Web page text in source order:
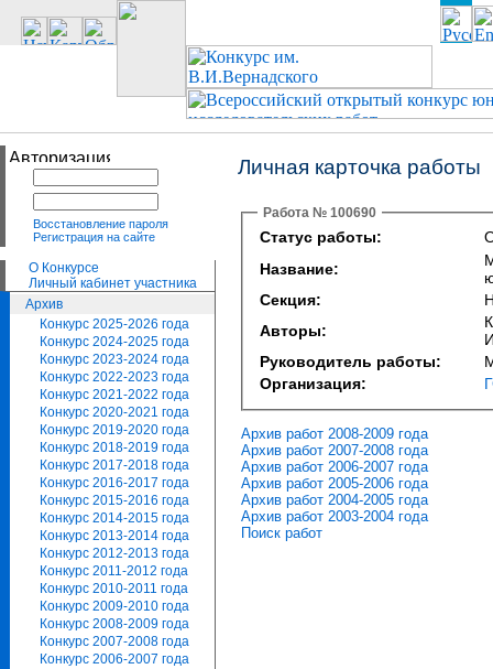
Восстановление пароля
Регистрация на сайте
О Конкурсе
Личный кабинет участника
Архив
Конкурс 2025-2026 года
Конкурс 2024-2025 года
Конкурс 2023-2024 года
Конкурс 2022-2023 года
Конкурс 2021-2022 года
Конкурс 2020-2021 года
Конкурс 2019-2020 года
Конкурс 2018-2019 года
Конкурс 2017-2018 года
Конкурс 2016-2017 года
Конкурс 2015-2016 года
Конкурс 2014-2015 года
Конкурс 2013-2014 года
Конкурс 2012-2013 года
Конкурс 2011-2012 года
Конкурс 2010-2011 года
Конкурс 2009-2010 года
Конкурс 2008-2009 года
Конкурс 2007-2008 года
Конкурс 2006-2007 года
Личная карточка работы
Работа № 100690
Статус работы:
Название:
Секция:
Авторы:
Руководитель работы:
Организация:
Архив работ 2008-2009 года
Архив работ 2007-2008 года
Архив работ 2006-2007 года
Архив работ 2005-2006 года
Архив работ 2004-2005 года
Архив работ 2003-2004 года
Поиск работ